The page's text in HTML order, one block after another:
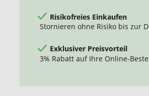
Risikofreies Einkaufen
Stornieren ohne Risiko bis zur
Exklusiver Preisvorteil
3% Rabatt auf Ihre Online-